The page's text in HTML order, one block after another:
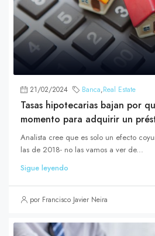
21/02/2024 Banca,Real Estate
Tasas hipotecarias bajan por
momento para adquirir un
Analista cree que es solo un efecto
las de 2018- no las vamos a ver de...
Sigue leyendo
por Francisco Javier Neira